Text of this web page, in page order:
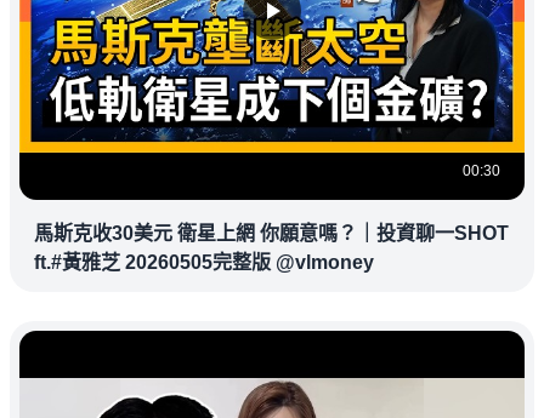
00:30
馬斯克收30美元 衛星上網 你願意嗎？｜投資聊一SHOT
ft.#黃雅芝 20260505完整版 @vlmoney